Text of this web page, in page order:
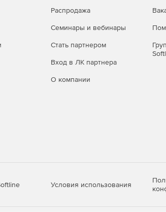
Распродажа
Семинары и вебинары
Стать партнером
Вход в ЛК партнера
О компании
Условия использования